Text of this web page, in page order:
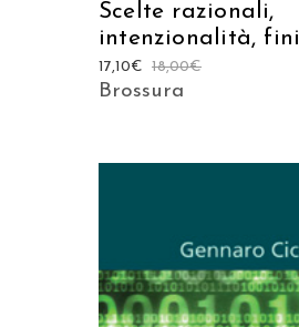
Scelte razionali,
intenzionalità, fini
18,00€
17,10€
Brossura